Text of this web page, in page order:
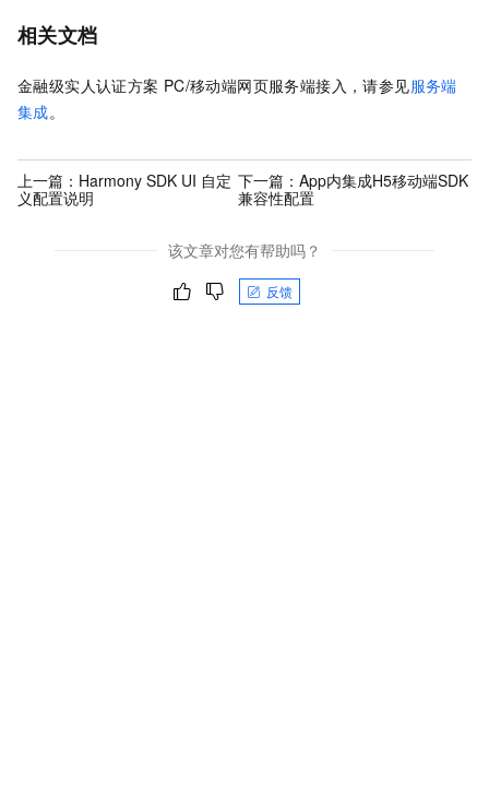
相关文档
金融级实人认证方案 PC/移动端网页服务端接入，请参见服务端
集成。
上一篇： Harmony SDK UI 自定
义配置说明
下一篇：App内集成H5移动端SDK
兼容性配置
该文章对您有帮助吗？
反馈